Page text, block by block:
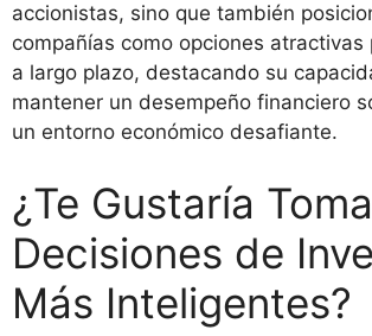
accionistas, sino que también
compañías como opciones atractivas
a largo plazo, destacando su
mantener un desempeño financiero
un entorno económico desafiante.
¿Te Gustaría
Decisiones de
Más Inteligentes?